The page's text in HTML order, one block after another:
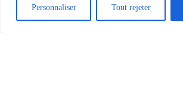
Personnaliser Tout rejeter